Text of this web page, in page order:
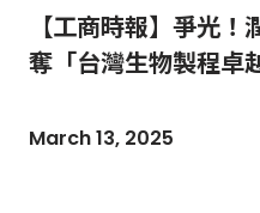
【工商時報】爭光
奪「台灣生物製程卓
March 13, 2025